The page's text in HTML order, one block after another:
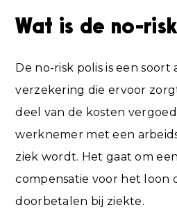
Wat is de no-
De no-risk polis is een soort
verzekering die ervoor
deel van de kosten
werknemer met een
ziek wordt. Het gaat om
compensatie voor het loon
doorbetalen bij ziekte.